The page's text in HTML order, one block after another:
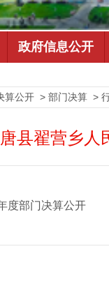
算公开 > 部门决算 >
县翟营乡人
度部门决算公开